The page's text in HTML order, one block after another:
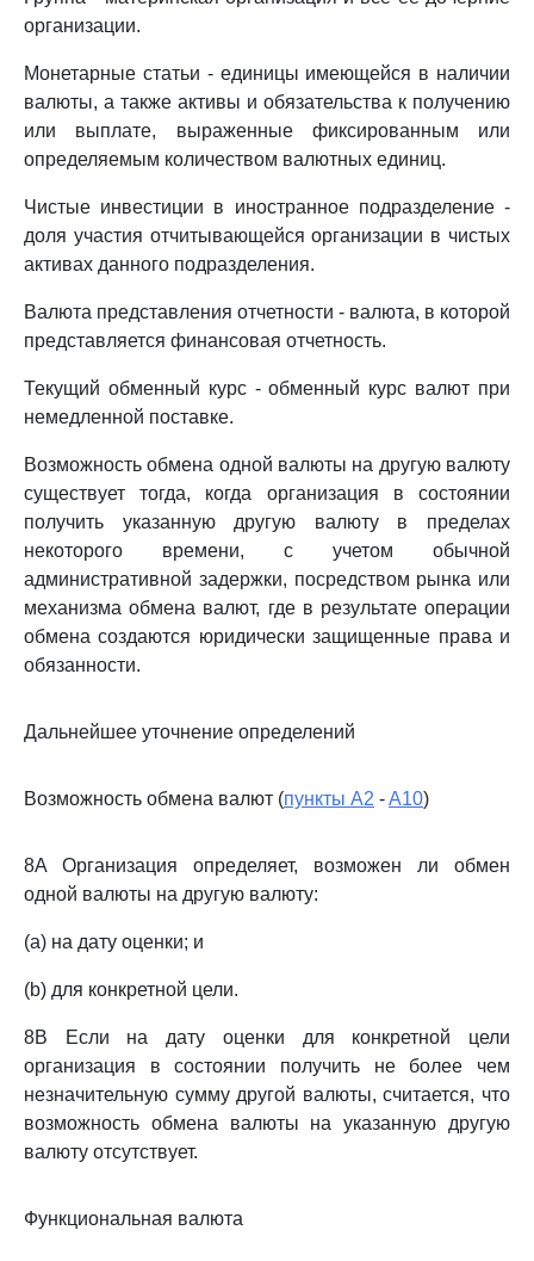
организации.
Монетарные статьи - единицы имеющейся в наличии
валюты, а также активы и обязательства к получению
или выплате, выраженные фиксированным или
определяемым количеством валютных единиц.
Чистые инвестиции в иностранное подразделение -
доля участия отчитывающейся организации в чистых
активах данного подразделения.
Валюта представления отчетности - валюта, в которой
представляется финансовая отчетность.
Текущий обменный курс - обменный курс валют при
немедленной поставке.
Возможность обмена одной валюты на другую валюту
существует тогда, когда организация в состоянии
получить указанную другую валюту в пределах
некоторого времени, с учетом обычной
административной задержки, посредством рынка или
механизма обмена валют, где в результате операции
обмена создаются юридически защищенные права и
обязанности.
Дальнейшее уточнение определений
Возможность обмена валют (пункты A2 -A10)
8A Организация определяет, возможен ли обмен
одной валюты на другую валюту:
(a) на дату оценки; и
(b) для конкретной цели.
8B Если на дату оценки для конкретной цели
организация в состоянии получить не более чем
незначительную сумму другой валюты, считается, что
возможность обмена валюты на указанную другую
валюту отсутствует.
Функциональная валюта